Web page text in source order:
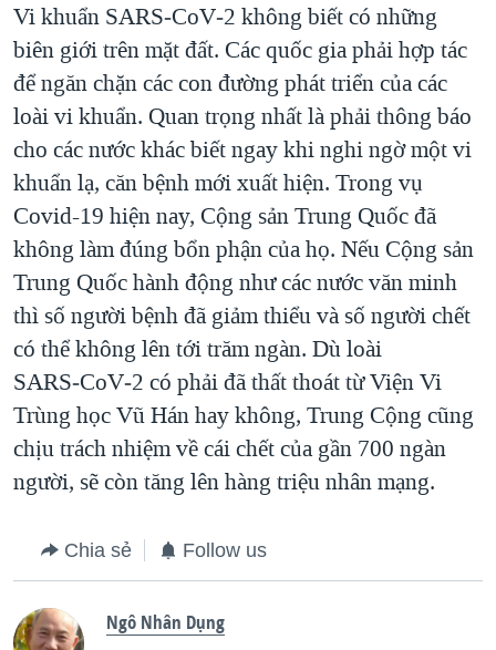
Vi khuẩn SARS‑CoV‑2 không biết có những
biên giới trên mặt đất. Các quốc gia phải hợp tác
để ngăn chặn các con đường phát triển của các
loài vi khuẩn. Quan trọng nhất là phải thông báo
cho các nước khác biết ngay khi nghi ngờ một vi
khuẩn lạ, căn bệnh mới xuất hiện. Trong vụ
Covid-19 hiện nay, Cộng sản Trung Quốc đã
không làm đúng bổn phận của họ. Nếu Cộng sản
Trung Quốc hành động như các nước văn minh
thì số người bệnh đã giảm thiểu và số người chết
có thể không lên tới trăm ngàn. Dù loài
SARS‑CoV‑2 có phải đã thất thoát từ Viện Vi
Trùng học Vũ Hán hay không, Trung Cộng cũng
chịu trách nhiệm về cái chết của gần 700 ngàn
người, sẽ còn tăng lên hàng triệu nhân mạng.
Chia sẻ Follow us
Ngô Nhân Dụng